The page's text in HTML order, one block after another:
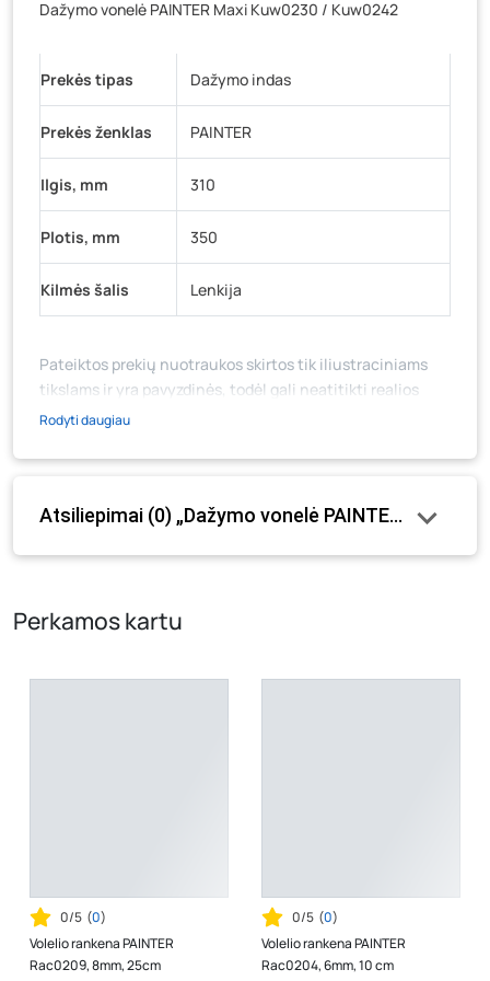
Vilniaus g. 89D, Ukmergė- 29 vienetai
K. Donelaičio g. 17, Rokiškis
Šaltupės g. 64, Zarasai - 10 vienetų
Dažymo vonelė PAINTER Maxi Kuw0230 / Kuw0242
Prekės tipas Dažymo indas
Prekės ženklas PAINTER
Ilgis, mm 310
Plotis, mm 350
Kilmės šalis Lenkija
Pateiktos prekių nuotraukos skirtos tik iliustraciniams
tikslams ir yra pavyzdinės, todėl gali neatitikti realios
prekių ir jų pakuotės išvaizdos, komplektacijos, spalvos ar
aprašymu) yra bendrinio pobūdžio, jame nebūtinai
internetinėje parduotuvėje bei fizinėse parduotuvėse
kaina, kuri galioja pirkimo metu.
Rodyti daugiau
Atsiliepimai (0) „Dažymo vonelė PAINTER Maxi
Perkamos kartu
0/5 (0)
Volelio rankena PAINTER
Rac0209, 8mm, 25cm
0/5 (0)
Volelio rankena PAINTER
Rac0204, 6mm, 10 cm